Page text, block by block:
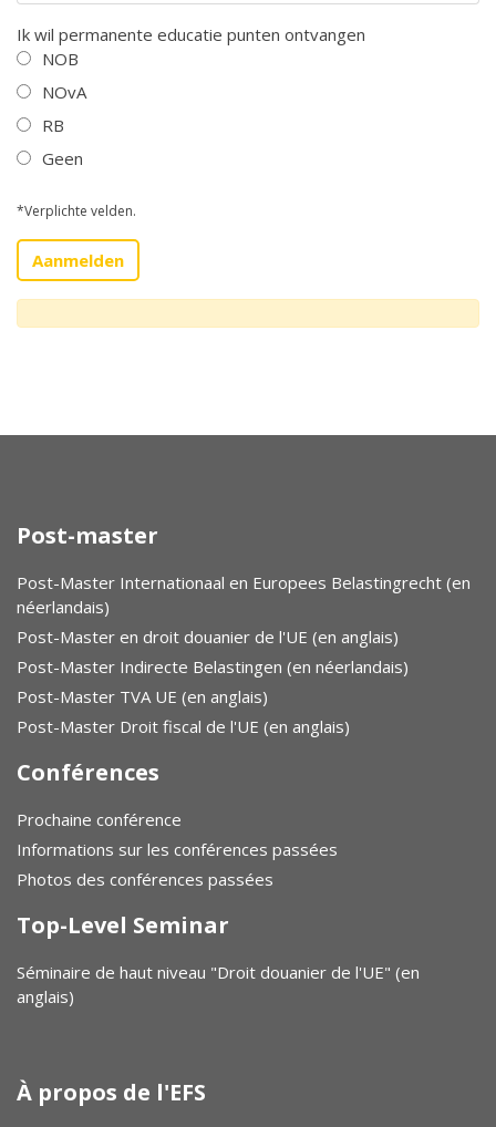
Ik wil permanente educatie punten ontvangen
NOB
NOvA
RB
Geen
*Verplichte velden.
Post-master
Post-Master Internationaal en Europees Belastingrecht (en
néerlandais)
Post-Master en droit douanier de l'UE (en anglais)
Post-Master Indirecte Belastingen (en néerlandais)
Post-Master TVA UE (en anglais)
Post-Master Droit fiscal de l'UE (en anglais)
Conférences
Prochaine conférence
Informations sur les conférences passées
Photos des conférences passées
Top-Level Seminar
Séminaire de haut niveau "Droit douanier de l'UE" (en
anglais)
À propos de l'EFS